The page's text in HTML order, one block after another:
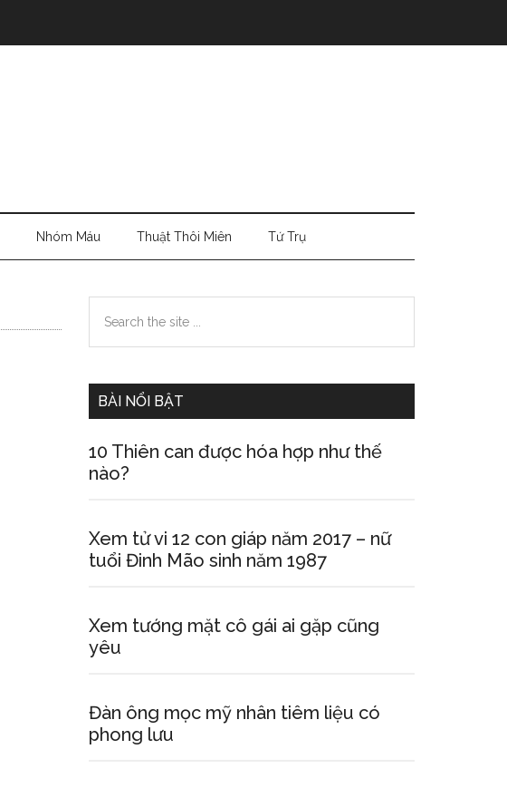
Nhóm Máu Thuật Thôi Miên Tứ Trụ
Primary
Sidebar
the
BÀI NỔI BẬT
10 Thiên can được hóa hợp như thế
nào?
Xem tử vi 12 con giáp năm 2017 – nữ
tuổi Đinh Mão sinh năm 1987
Xem tướng mặt cô gái ai gặp cũng
yêu
Đàn ông mọc mỹ nhân tiêm liệu có
phong lưu